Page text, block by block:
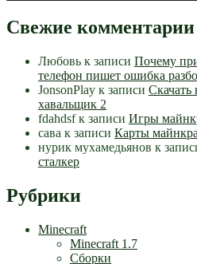
Свежие комментарии
Любовь к записи Почему
телефон пишет ошибка
JonsonPlay к записи Скачать
хавальщик 2
fdahdsfк записи Игры
сава к записи Карты
нурик мухамедьянов к
сталкер
Рубрики
Minecraft
Minecraft 1.7
Сборки